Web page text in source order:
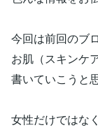
今回は前回のブ
お肌（スキンケ
書いていこうと
女性だけではな